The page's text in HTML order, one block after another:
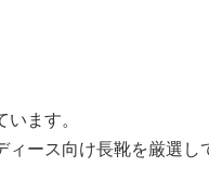
ます。
ース向け長靴を厳選し